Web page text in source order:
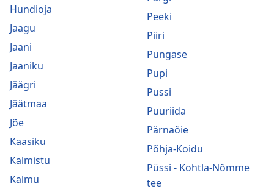
Hundioja
Jaagu
Jaani
Jaaniku
Jäägri
Jäätmaa
Jõe
Kaasiku
Kalmistu
Kalmu
Peeki
Piiri
Pungase
Pupi
Pussi
Puuriida
Pärnaõie
Põhja-Koidu
Püssi - Kohtla-Nõmme
tee